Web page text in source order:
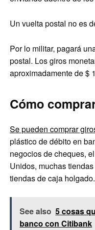
Un vuelta postal no es
Por lo militar, pagará
postal. Los giros
aproximadamente de $
Cómo
Se pueden comprar
plástico de débito en
negocios de cheques,
Unidos, muchas
tiendas de caja holgado.
See also 5 cosas
banco con Citibank